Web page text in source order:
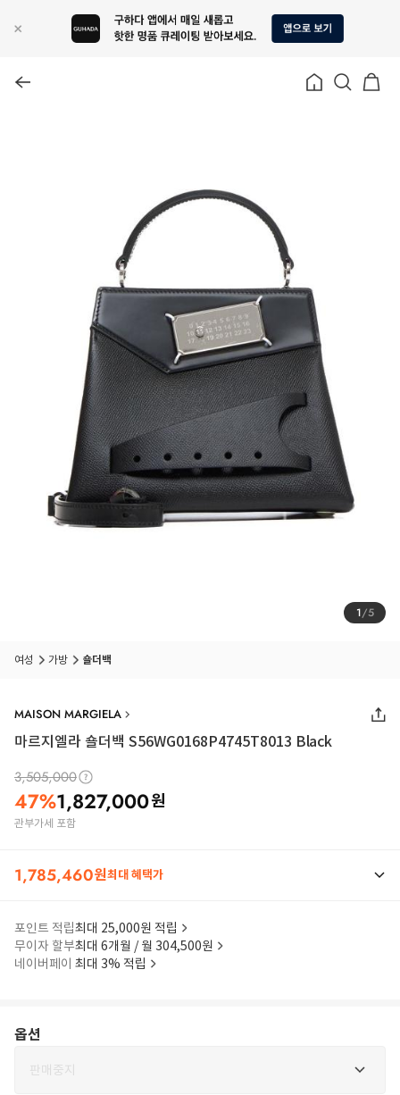
1/5
여성 가방 숄더백
MAISON MARGIELA
마르지엘라 숄더백 S56WG0168P4745T8013 Black
3,505,000
47%1,827,000원
관부가세 포함
1,785,460원최대 혜택가
포인트 적립최대 25,000원 적립
무이자 할부최대 6개월 / 월 304,500원
네이버페이 최대 3% 적립
옵션
판매중지